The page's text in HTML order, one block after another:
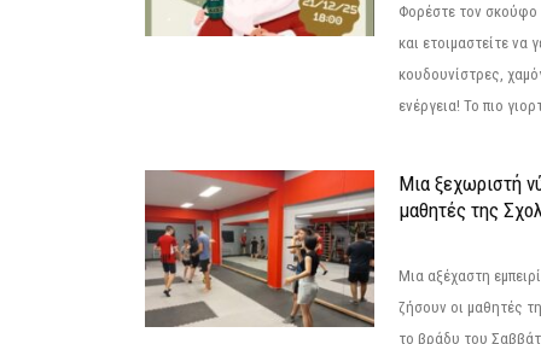
Φορέστε τον σκούφο
και ετοιμαστείτε να
κουδουνίστρες,
ενέργεια! Το πιο
Μια ξεχωριστή
μαθητές της
Μια αξέχαστη
ζήσουν οι μαθητές
το βράδυ του